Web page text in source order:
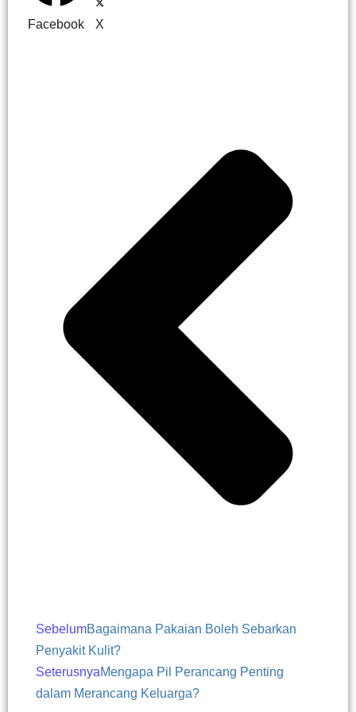
Facebook
X
SebelumBagaimana Pakaian Boleh Sebarkan
Penyakit Kulit?
SeterusnyaMengapa Pil Perancang Penting
dalam Merancang Keluarga?